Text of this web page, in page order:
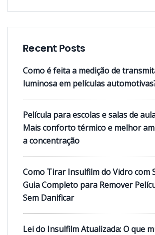
Recent Posts
Como é feita a medição de
luminosa em películas
Película para escolas e salas de
Mais conforto térmico e melhor
a concentração
Como Tirar Insulfilm do Vidro com
Guia Completo para Remover
Sem Danificar
Lei do Insulfilm Atualizada: O que